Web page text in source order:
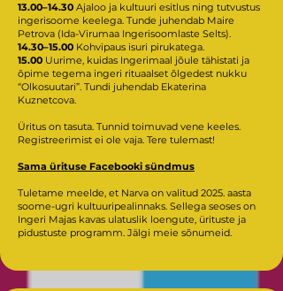
13.00–14.30 Ajaloo ja kultuuri esitlus ning tutvustus
ingerisoome keelega. Tunde juhendab Maire
Petrova (Ida-Virumaa Ingerisoomlaste Selts).
14.30–15.00 Kohvipaus isuri pirukatega.
15.00 Uurime, kuidas Ingerimaal jõule tähistati ja
õpime tegema ingeri rituaalset õlgedest nukku
“Olkosuutari”. Tundi juhendab Ekaterina
Kuznetcova.
Üritus on tasuta. Tunnid toimuvad vene keeles.
Registreerimist ei ole vaja. Tere tulemast!
Sama ürituse Facebooki sündmus
Tuletame meelde, et Narva on valitud 2025. aasta
soome-ugri kultuuripealinnaks. Sellega seoses on
Ingeri Majas kavas ulatuslik loengute, ürituste ja
pidustuste programm. Jälgi meie sõnumeid.